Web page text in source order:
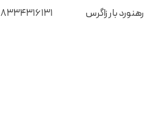
رهنورد بار زاگرس ۸۳۳۴۳۱۶۱۳۱